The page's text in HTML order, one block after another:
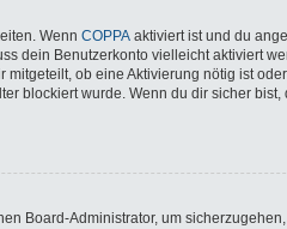
Wenn COPPA aktiviert ist und du
dein Benutzerkonto vielleicht aktiviert
ob eine Aktivierung nötig ist
blockiert wurde. Wenn du dir sicher
Board-Administrator, um